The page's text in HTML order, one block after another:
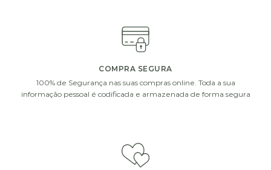
COMPRA SEGURA
100% de Segurança nas suas compras online. Toda a sua
informação pessoal é codificada e armazenada de forma segura